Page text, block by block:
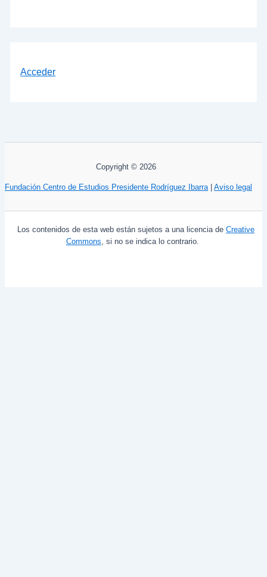
Acceder
Copyright © 2026
Fundación Centro de Estudios Presidente Rodríguez Ibarra| Aviso legal
Los contenidos de esta web están sujetos a una licencia de Creative
Commons, si no se indica lo contrario.